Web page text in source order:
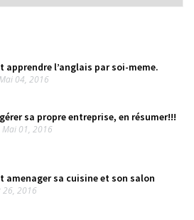
apprendre l’anglais par soi-meme.
04, 2016
sa propre entreprise, en résumer!!!
Mai 01, 2016
amenager sa cuisine et son salon
26, 2016